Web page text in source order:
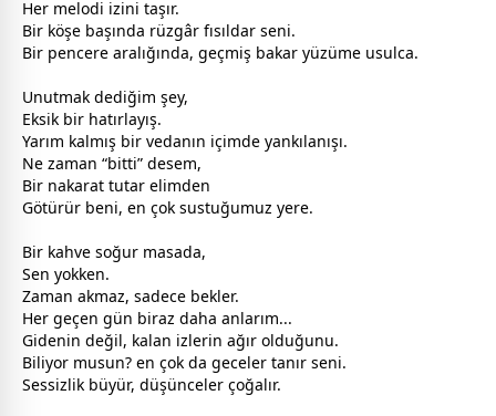
Her melodi izini taşır.
Bir köşe başında rüzgâr fısıldar seni.
Bir pencere aralığında, geçmiş bakar yüzüme usulca.
Unutmak dediğim şey,
Eksik bir hatırlayış.
Yarım kalmış bir vedanın içimde yankılanışı.
Ne zaman “bitti” desem,
Bir nakarat tutar elimden
Götürür beni, en çok sustuğumuz yere.
Bir kahve soğur masada,
Sen yokken.
Zaman akmaz, sadece bekler.
Her geçen gün biraz daha anlarım...
Gidenin değil, kalan izlerin ağır olduğunu.
Biliyor musun? en çok da geceler tanır seni.
Sessizlik büyür, düşünceler çoğalır.